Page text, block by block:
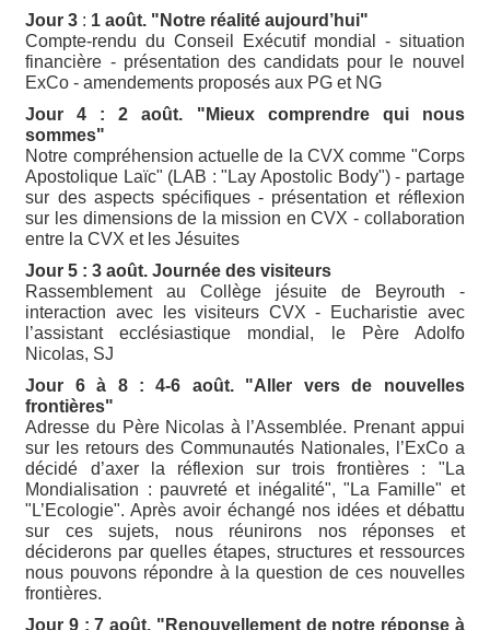
Jour 3 : 1 août. "Notre réalité aujourd’hui"
Compte-rendu du Conseil Exécutif mondial - situation
financière - présentation des candidats pour le nouvel
ExCo - amendements proposés aux PG et NG
Jour 4 : 2 août. "Mieux comprendre qui nous
sommes"
Notre compréhension actuelle de la CVX comme "Corps
Apostolique Laïc" (LAB : "Lay Apostolic Body") - partage
sur des aspects spécifiques - présentation et réflexion
sur les dimensions de la mission en CVX - collaboration
entre la CVX et les Jésuites
Jour 5 : 3 août. Journée des visiteurs
Rassemblement au Collège jésuite de Beyrouth -
interaction avec les visiteurs CVX - Eucharistie avec
l’assistant ecclésiastique mondial, le Père Adolfo
Nicolas, SJ
Jour 6 à 8 : 4-6 août. "Aller vers de nouvelles
frontières"
Adresse du Père Nicolas à l’Assemblée. Prenant appui
sur les retours des Communautés Nationales, l’ExCo a
décidé d’axer la réflexion sur trois frontières : "La
Mondialisation : pauvreté et inégalité", "La Famille" et
"L’Ecologie". Après avoir échangé nos idées et débattu
sur ces sujets, nous réunirons nos réponses et
déciderons par quelles étapes, structures et ressources
nous pouvons répondre à la question de ces nouvelles
frontières.
Jour 9 : 7 août. "Renouvellement de notre réponse à